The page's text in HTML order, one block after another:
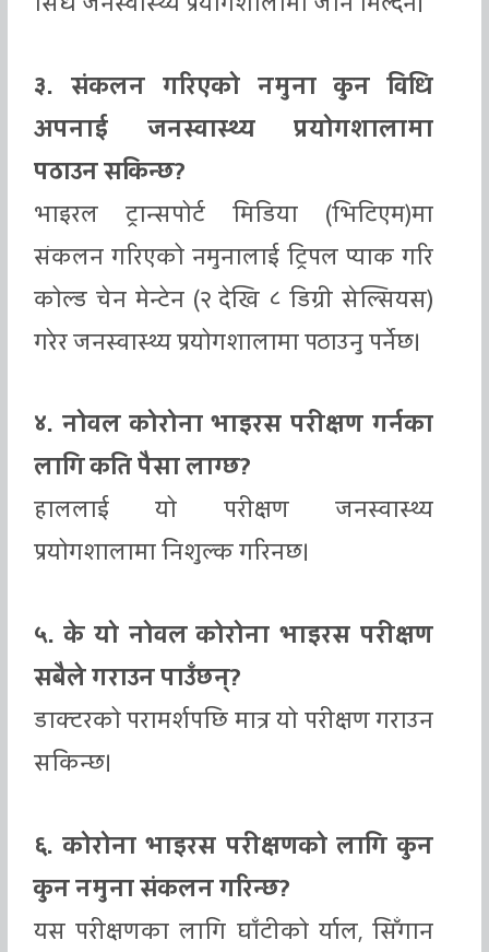
३. संकलन गरिएको नमुना कुन विधि
अपनाई जनस्वास्थ्य प्रयोगशालामा
पठाउन सकिन्छ?
भाइरल ट्रान्सपोर्ट मिडिया (भिटिएम)मा
संकलन गरिएको नमुनालाई ट्रिपल प्याक गरि
कोल्ड चेन मेन्टेन (२ देखि ८ डिग्री सेल्सियस)
गरेर जनस्वास्थ्य प्रयोगशालामा पठाउनु पर्नेछ।
४. नोवल कोरोना भाइरस परीक्षण गर्नका
लागि कति पैसा लाग्छ?
हाललाई यो परीक्षण जनस्वास्थ्य
प्रयोगशालामा निशुल्क गरिनछ।
५. के यो नोवल कोरोना भाइरस परीक्षण
सबैले गराउन पाउँछन्?
डाक्टरको परामर्शपछि मात्र यो परीक्षण गराउन
सकिन्छ।
६. कोरोना भाइरस परीक्षणको लागि कुन
कुन नमुना संकलन गरिन्छ?
यस परीक्षणका लागि घाँटीको र्याल, सिँगान